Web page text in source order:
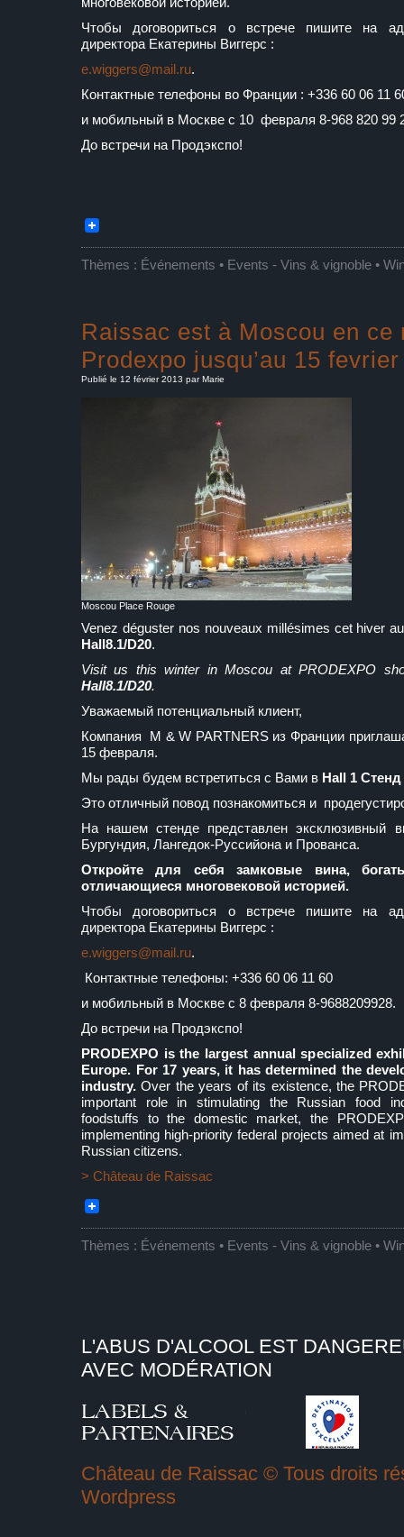
Чтобы договориться о встрече пишите на
директора Екатерины Виггерс :
e.wiggers@mail.ru.
Контактные телефоны во Франции : +336 60 06 11
и мобильный в Москве с 10 февраля 8-968 820 99
До встречи на Продэкспо!
Thèmes : Événements • Events - Vins & vignoble •
Raissac est à Moscou en ce
Prodexpo jusqu’au 15
Publié le 12 février 2013 par Marie
Moscou Place Rouge
Venez déguster nos nouveaux millésimes cet hiver
Hall8.1/D20.
Visit us this winter in Moscou at PRODEXPO
Hall8.1/D20.
Уважаемый потенциальный клиент,
Компания M & W PARTNERS из Франции
15 февраля.
Мы рады будем встретиться с Вами в Hall 1 Стенд
Это отличный повод познакомиться и
На нашем стенде представлен эксклюзивный
Бургундия, Лангедок-Руссийона и Прованса.
Откройте для себя замковые вина,
отличающиеся многовековой историей.
Чтобы договориться о встрече пишите на
директора Екатерины Виггерс :
e.wiggers@mail.ru.
Контактные телефоны: +336 60 06 11 60
и мобильный в Москве с 8 февраля 8-9688209928.
До встречи на Продэкспо!
PRODEXPO is the largest annual specialized
Europe. For 17 years, it has determined the
industry.Over the years of its existence, the
important role in stimulating the Russian food
foodstuffs to the domestic market, the
implementing high-priority federal projects aimed at
Russian citizens.
> Château de Raissac
Thèmes : Événements • Events - Vins & vignoble •
L'ABUS D'ALCOOL EST
AVEC MODÉRATION
Château de Raissac © Tous droits
Wordpress